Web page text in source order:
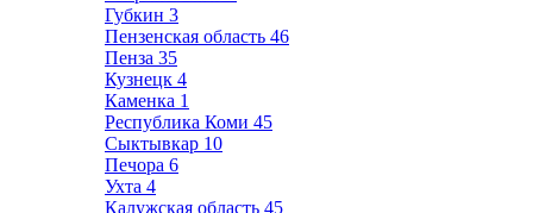
Губкин 3
Пензенская область 46
Пенза 35
Кузнецк 4
Каменка 1
Республика Коми 45
Сыктывкар 10
Печора 6
Ухта 4
Калужская область 45